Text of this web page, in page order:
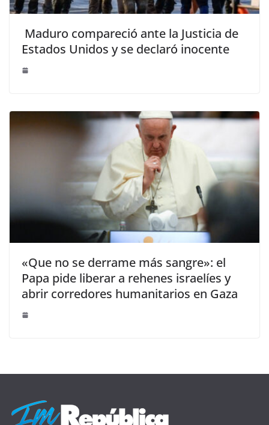
Maduro compareció ante la Justicia de
Estados Unidos y se declaró inocente
«Que no se derrame más sangre»: el
Papa pide liberar a rehenes israelíes y
abrir corredores humanitarios en Gaza